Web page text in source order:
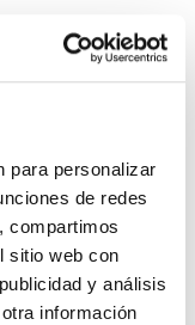
para personalizar
de redes
compartimos
sitio web con
y análisis
información